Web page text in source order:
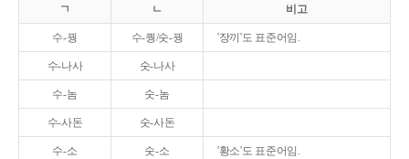
ㄱ ㄴ 비고
수-꿩 수-퀑/숫-꿩 '장끼'도 표준어임.
수-나사 숫-나사
수-놈 숫-놈
수-사돈 숫-사돈
수-소 숫-소 '황소'도 표준어임.